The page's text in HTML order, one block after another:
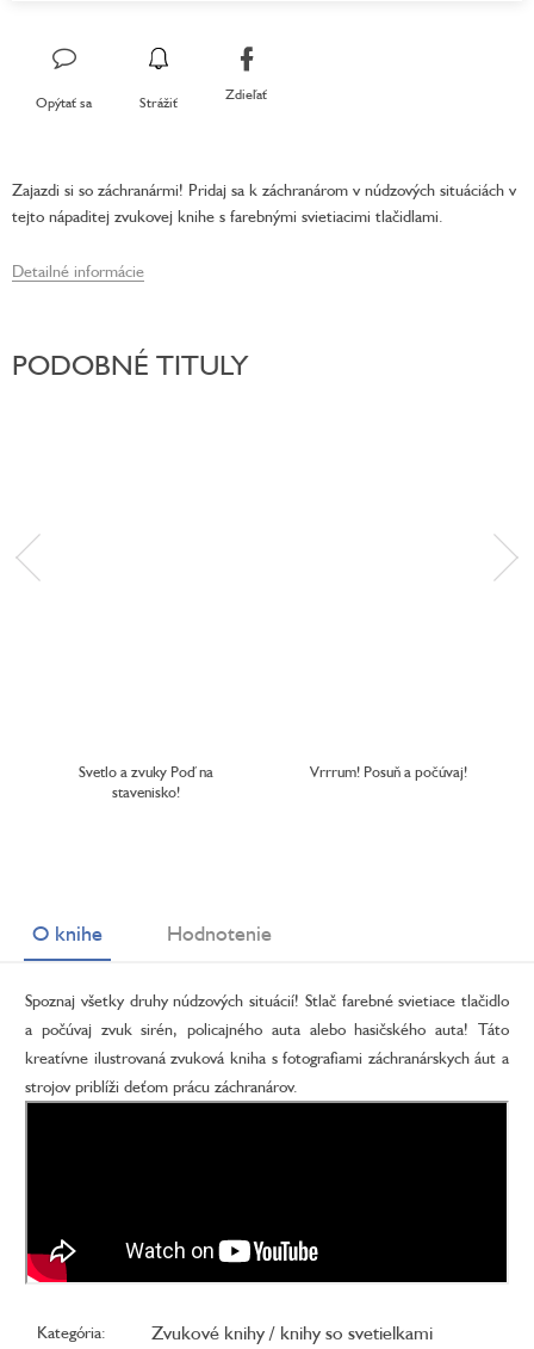
Opýtať sa Strážiť Zdieľať
Zajazdi si so záchranármi! Pridaj sa k záchranárom v núdzových situáciách v
tejto nápaditej zvukovej knihe s farebnými svietiacimi tlačidlami.
Detailné informácie
PODOBNÉ TITULY
Svetlo a zvuky Poď na
stavenisko!
Vrrrum! Posuň a počúvaj!
O knihe Hodnotenie
Spoznaj všetky druhy núdzových situácií! Stlač farebné svietiace tlačidlo
a počúvaj zvuk sirén, policajného auta alebo hasičského auta! Táto
kreatívne ilustrovaná zvuková kniha s fotografiami záchranárskych áut a
strojov priblíži deťom prácu záchranárov.
Kategória: Zvukové knihy / knihy so svetielkami